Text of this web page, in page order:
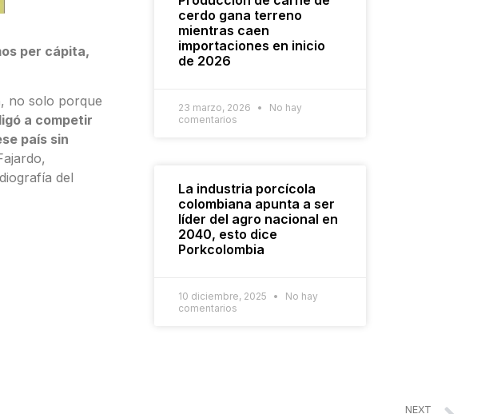
per cápita,
no solo porque
a competir
país sin
del
cerdo gana terreno
mientras caen
importaciones en inicio
de 2026
23 marzo, 2026
No hay
comentarios
La industria porcícola
colombiana apunta a ser
líder del agro nacional en
2040, esto dice
Porkcolombia
10 diciembre, 2025
No hay
comentarios
NEXT